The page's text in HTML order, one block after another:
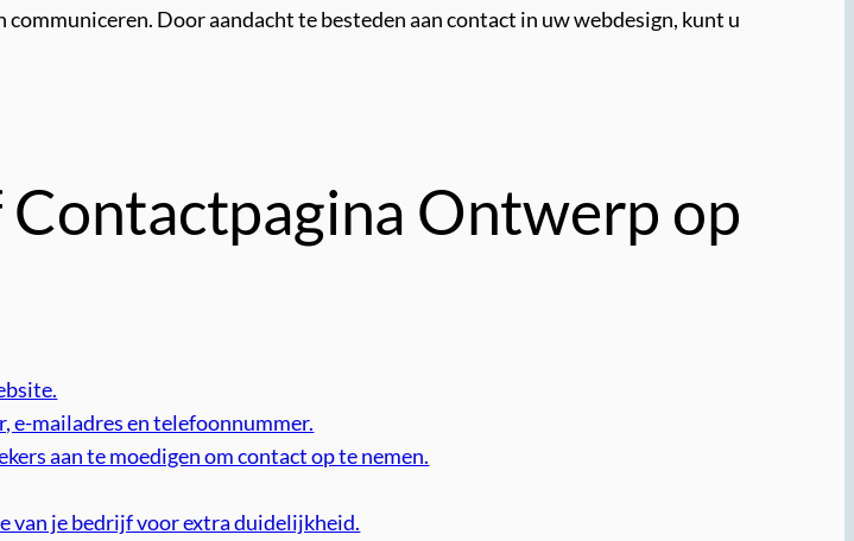
Door aandacht te besteden aan contact in uw webdesign, kunt u
Ontwerp op
e-mailadres en telefoonnummer.
aan te moedigen om contact op te nemen.
van je bedrijf voor extra duidelijkheid.